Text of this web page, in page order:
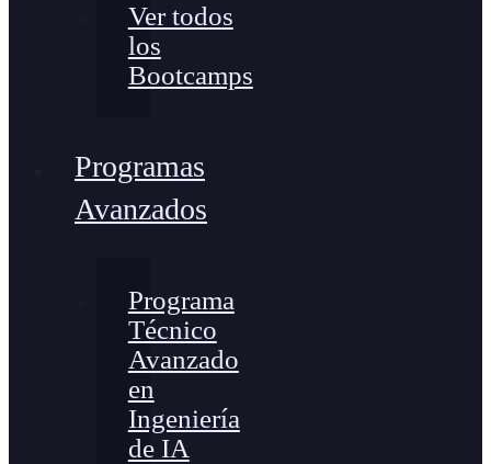
Ver todos
los
Bootcamps
Programas
Avanzados
Programa
Técnico
Avanzado
en
Ingeniería
de IA